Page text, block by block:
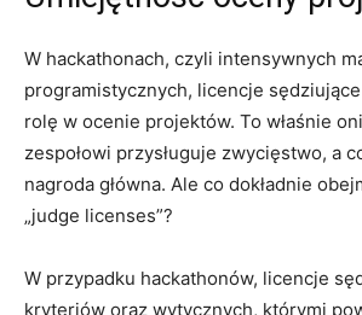
W hackathonach, czyli intensywnych
programistycznych, licencje
rolę w ocenie⁣ projektów. To⁢ właśnie
zespołowi przysługuje zwycięstwo, ​a
nagroda główna. Ale co ‌dokładnie
„judge licenses”?
W przypadku hackathonów, licencje
kryteriów oraz wytycznych, którymi